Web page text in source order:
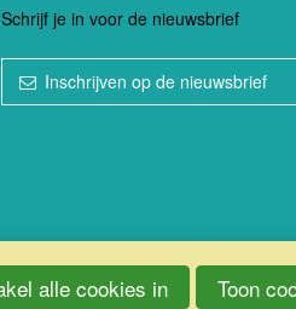
Schrijf je in voor de nieuwsbrief
Inschrijven op de nieuwsbrief
alle cookies in Toon